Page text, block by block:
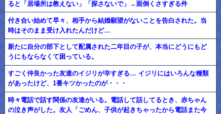
ると「居場所は教えない」「探さないで」→面倒くさすぎる件
付き合い始めて早々、相手から結婚願望がないことを告白された。当
時はそのまま受け入れたんだけど…
新たに自分の部下として配属された二年目の子が、本当にどうにもど
うにもならなくて困っている。
すごく仲良かった友達のイジリが辛すぎる… イジリにはいろんな種類
があったけど、1番キツかったのが・・・
時々電話で話す関係の友達がいる。電話して話してるとき、赤ちゃん
の泣き声がした。友人「ごめん、子供が起きちゃったから電話また今